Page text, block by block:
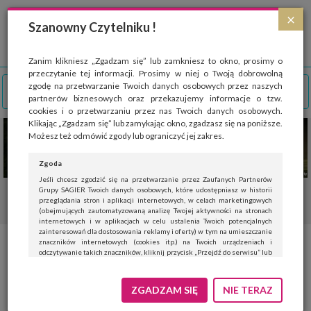
×
Szanowny Czytelniku !
Zanim klikniesz „Zgadzam się” lub zamkniesz to okno, prosimy o
przeczytanie tej informacji. Prosimy w niej o Twoją dobrowolną
zgodę na przetwarzanie Twoich danych osobowych przez naszych
partnerów biznesowych oraz przekazujemy informacje o tzw.
cookies i o przetwarzaniu przez nas Twoich danych osobowych.
Klikając „Zgadzam się” lub zamykając okno, zgadzasz się na poniższe.
Możesz też odmówić zgody lub ograniczyć jej zakres.
Zgoda
Jeśli chcesz zgodzić się na przetwarzanie przez Zaufanych Partnerów
Grupy SAGIER Twoich danych osobowych, które udostępniasz w historii
przeglądania stron i aplikacji internetowych, w celach marketingowych
(obejmujących zautomatyzowaną analizę Twojej aktywności na stronach
internetowych i w aplikacjach w celu ustalenia Twoich potencjalnych
zainteresowań dla dostosowania reklamy i oferty) w tym na umieszczanie
znaczników internetowych (cookies itp.) na Twoich urządzeniach i
odczytywanie takich znaczników, kliknij przycisk „Przejdź do serwisu” lub
Jeśli nie chcesz wyrazić zgody, kliknij „Nie teraz”.
Wyrażenie zgody jest dobrowolne. Możesz edytować zakres zgody, w tym
ZGADZAM SIĘ NIE TERAZ
Strona wykorzystuje pliki cookies, które służą głównie do celów statystycznych.
Wyrażając zgodę na używanie 'cookies', zezwalasz na zapisanie ich w pamięci
przeglądarki. Przejdź do
polityki cookies